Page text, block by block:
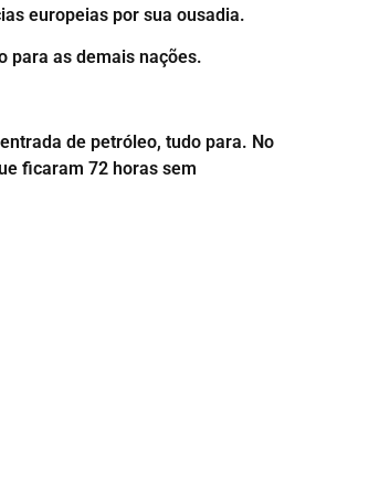
europeias por sua ousadia.
para as demais nações.
de petróleo, tudo para. No
ficaram 72 horas sem